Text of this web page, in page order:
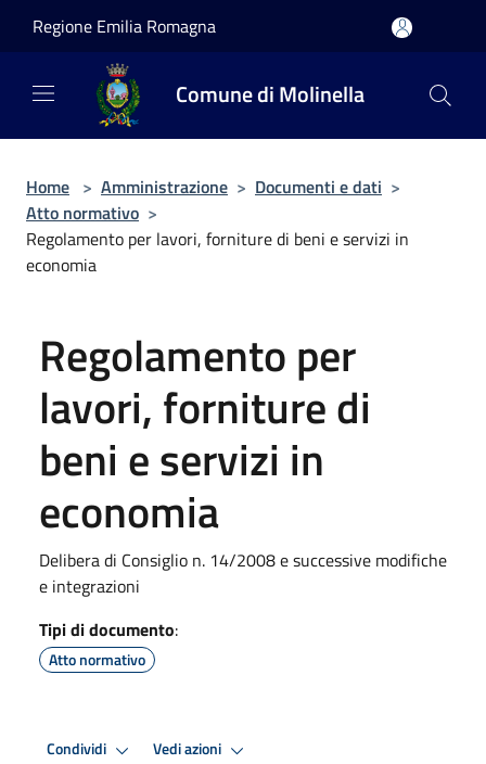
Regione Emilia Romagna
Comune di Molinella
Home > Amministrazione > Documenti e dati >
Atto normativo >
Regolamento per lavori, forniture di beni e servizi in
economia
Regolamento per
lavori, forniture di
beni e servizi in
economia
Delibera di Consiglio n. 14/2008 e successive modifiche
e integrazioni
Tipi di documento:
Atto normativo
Condividi Vedi azioni